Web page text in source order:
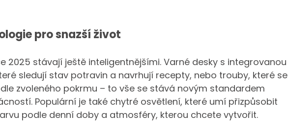
pro snazší život
2025 stávají ještě inteligentnějšími. Varné desky s integrovanou
sledují stav potravin a navrhují recepty, nebo trouby, které se
zvoleného pokrmu – to vše se stává novým standardem
Populární je také chytré osvětlení, které umí přizpůsobit
podle denní doby a atmosféry, kterou chcete vytvořit.